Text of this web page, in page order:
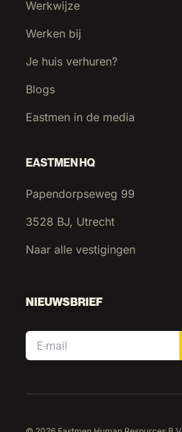
Werkwijze
Werken bij
Je huis verhuren?
Blogs
Eastmen in de media
EASTMEN HQ
Papendorpseweg 99
3528 BJ, Utrecht
Naar alle vestigingen
NIEUWSBRIEF
Email